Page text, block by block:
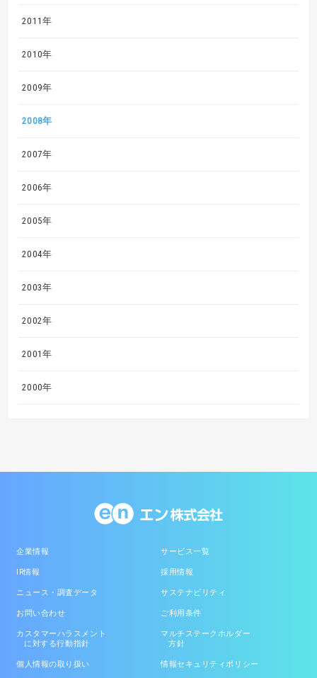
2011年
2010年
2009年
2008年
2007年
2006年
2005年
2004年
2003年
2002年
2001年
2000年
企業情報 サービス一覧
IR情報 採用情報
ニュース・調査データ サステナビリティ
お問い合わせ ご利用条件
カスタマーハラスメント
に対する行動指針
マルチステークホルダー
方針
個人情報の取り扱い 情報セキュリティポリシー